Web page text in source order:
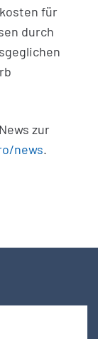
für
durch
zur
news.